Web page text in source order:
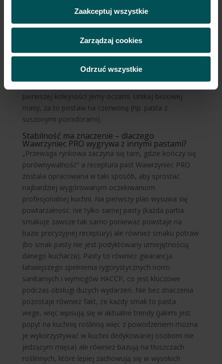
Zaakceptuj wszystkie
Zarządzaj cookies
Odrzuć wszystkie
wiele propozycji amuse-bouche wbrew pozorom nie
bazuje na skomplikowanych procesach
przygotowawrzych tylko na dobrej technice krojenia i
krótkiej liście surowców. Opracuj jeden szablon (2-3
wodzy fantazji po prostu nie będziesz mieć czasu.
pierwszej kolejności jemy oczami. Unikaj beżowej
masy, za to postaw na czerwoną (np. pasta z
suszonymi pomidorami).
Stabilność ma znaczenie – dlaczego
Wawrzyniec PRO wygrywa z innymi pastami?
„Przewaga rynkowa zaczyna się tam, gdzie kończy się
porównywalność” a receptura past Wawrzyniec PRO
została opracowana w taki sposób, aby sprostać
najbardziej wygórowanym oczekiwaniom
profesjonalnej kuchni. Na pierwszy plan wysuwa się
powtarzalność: nie tylko samej pasty (każda partia
smakuje zawsze tak samo ponieważ powstaje na
bazie precyzyjnej receptury) ale również smaku potraw
(bo smak pasty nie jest podyktowany umiejętnością
danego kucharza). Pasty to również gwarancja
łatwiejszego spełnienia rygorystycznych norm
sanitarnych i wymogów HACCP, co jest kluczowe
podczas obsługi dużych wydarzeń. Nie bez znaczenia
pozostaje również fakt, że każdy smak to pasta
wege, więc wpisują się w aktualne trendy (jakimi jest
popyt na kuchnię roślinną więc z powodzeniem można
je wykorzystywać w kuchni dedykowanej osobom nie
jedzącym mięsa) ale również bazują na tłuszczach
roślinnych, które lepiej zachowują się w wysokich